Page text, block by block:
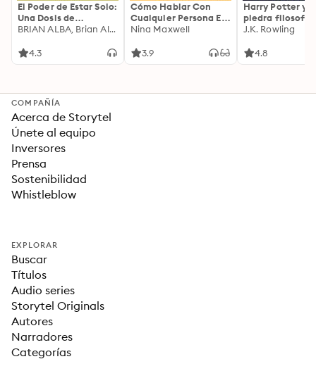
El Poder de Estar Solo:
Una Dosis de
Motivación
Ideas Revolucionarias
BRIAN ALBA, Brian Alba
4.3
Cómo Hablar Con
Cualquier Persona En
Cualquier Lugar Y En
Nina Maxwell
3.9
Harry Potter y
piedra filosofal
J.K. Rowling
4.8
COMPAÑÍA
Acerca de Storytel
Únete al equipo
Inversores
Prensa
Sostenibilidad
Whistleblow
EXPLORAR
Buscar
Títulos
Audio series
Storytel Originals
Autores
Narradores
Categorías